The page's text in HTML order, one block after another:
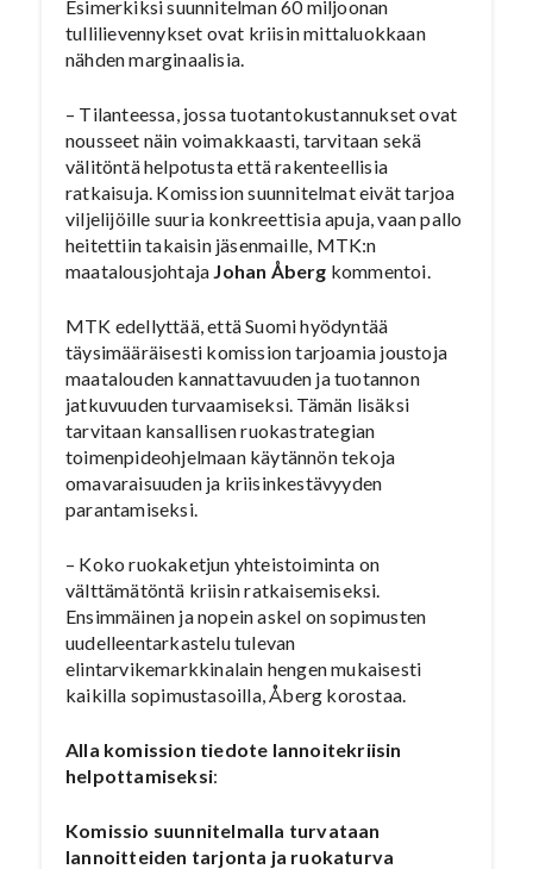
Esimerkiksi suunnitelman 60 miljoonan
tullilievennykset ovat kriisin mittaluokkaan
nähden marginaalisia.
– Tilanteessa, jossa tuotantokustannukset ovat
nousseet näin voimakkaasti, tarvitaan sekä
välitöntä helpotusta että rakenteellisia
ratkaisuja. Komission suunnitelmat eivät tarjoa
viljelijöille suuria konkreettisia apuja, vaan pallo
heitettiin takaisin jäsenmaille, MTK:n
maatalousjohtaja Johan Åberg kommentoi.
MTK edellyttää, että Suomi hyödyntää
täysimääräisesti komission tarjoamia joustoja
maatalouden kannattavuuden ja tuotannon
jatkuvuuden turvaamiseksi. Tämän lisäksi
tarvitaan kansallisen ruokastrategian
toimenpideohjelmaan käytännön tekoja
omavaraisuuden ja kriisinkestävyyden
parantamiseksi.
– Koko ruokaketjun yhteistoiminta on
välttämätöntä kriisin ratkaisemiseksi.
Ensimmäinen ja nopein askel on sopimusten
uudelleentarkastelu tulevan
elintarvikemarkkinalain hengen mukaisesti
kaikilla sopimustasoilla, Åberg korostaa.
Alla komission tiedote lannoitekriisin
helpottamiseksi:
Komissio suunnitelmalla turvataan
lannoitteiden tarjonta ja ruokaturva